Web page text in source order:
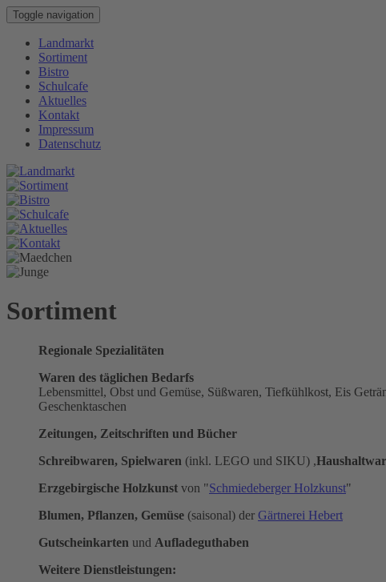
Toggle navigation
Landmarkt
Sortiment
Bistro
Schulcafe
Aktuelles
Kontakt
Impressum
Datenschutz
Sortiment
Regionale Spezialitäten
Waren des täglichen Bedarfs
Lebensmittel, Obst und Gemüse, Süßwaren, Tiefkühlkost, Eis
Geschenktaschen
Zeitungen, Zeitschriften und Bücher
Schreibwaren, Spielwaren (inkl. LEGO und SIKU) ,
Erzgebirgische Holzkunst von "Schmiedeberger Holzkunst"
Blumen, Pflanzen, Gemüse (saisonal) der Gärtnerei Hebert
Gutscheinkarten und Aufladeguthaben
Weitere Dienstleistungen: